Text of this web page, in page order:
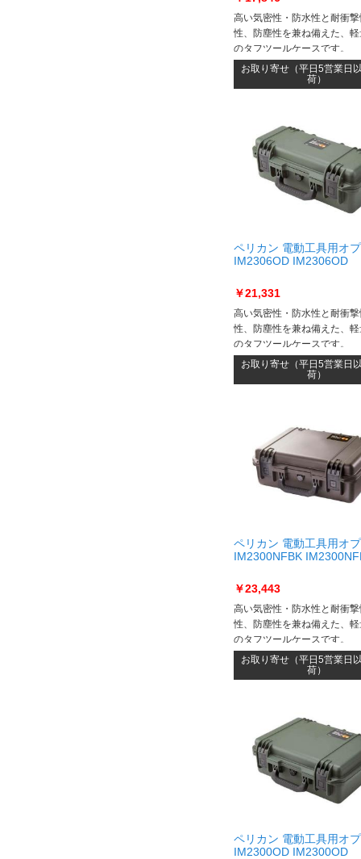
高い気密性・防水性と耐衝
性、防塵性を兼ね備えた、
のタフツールケースです。
お取り寄せ（平日5営業日
荷）
ペリカン 電動工具用オ
IM2306OD IM2306OD
￥21,331
高い気密性・防水性と耐衝
性、防塵性を兼ね備えた、
のタフツールケースです。
お取り寄せ（平日5営業日
荷）
ペリカン 電動工具用オ
IM2300NFBK
￥23,443
高い気密性・防水性と耐衝
性、防塵性を兼ね備えた、
のタフツールケースです。
お取り寄せ（平日5営業日
荷）
ペリカン 電動工具用オ
IM2300OD IM2300OD